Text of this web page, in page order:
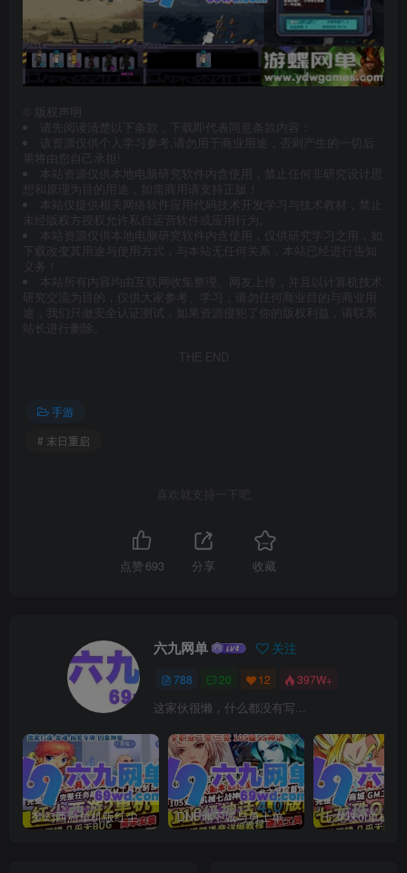
版权声明
请先阅读清楚以下条款，下载即代表同意条款内容：
该资源仅供个人学习参考,请勿用于商业用途，否则产生的一切后
果将由您自己承担!
本站资源仅供本地电脑研究软件内含使用，禁止任何非研究设计思
想和原理为目的用途，如需商用请支持正版！
本站仅提供相关网络软件应用代码技术开发学习与技术教材，禁止
未经版权方授权允许私自运营软件或应用行为。
本站资源仅供本地电脑研究软件内含使用，仅供研究学习之用，如
下载改变其用途与使用方式，与本站无任何关系，本站已经进行告知
义务！
本站所有内容均由互联网收集整理、网友上传，并且以计算机技术
研究交流为目的，仅供大家参考、学习，请勿任何商业目的与商业用
途，我们只做安全认证测试，如果资源侵犯了你的版权利益，请联系
站长进行删除。
THE END
手游
# 末日重启
喜欢就支持一下吧
点赞 693 分享 收藏
六九网单 关注
788 20 12 397W+
这家伙很懒，什么都没有写...
梦幻西游单机版红尘西游2微变独家打造龙魂抽奖令牌四象神兽 DNF地下城与勇士单机版110级神话版4.0全主线任务龙之庭院机械七战神实验室